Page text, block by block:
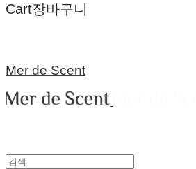
Cart장바구니
Mer de Scent